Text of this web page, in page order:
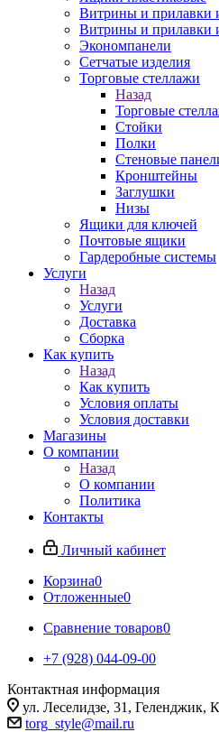
Витрины и прилавки
Витрины и прилавки
Экономпанели
Сетчатые изделия
Торговые стеллажи
Назад
Торговые
Стойки
Полки
Стеновые
Кронштейны
Заглушки
Низы
Ящики для ключей
Почтовые ящики
Гардеробные системы
Услуги
Назад
Услуги
Доставка
Сборка
Как купить
Назад
Как купить
Условия оплаты
Условия доставки
Магазины
О компании
Назад
О компании
Политика
Контакты
Личный кабинет
Корзина0
Отложенные0
Сравнение товаров0
+7 (928) 044-09-00
Контактная информация
ул. Леселидзе, 31, Геленджик,
torg_style@mail.ru